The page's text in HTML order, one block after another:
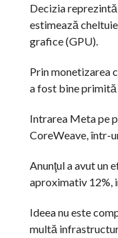
Decizia
estimează
grafice (GPU).
Prin monetizarea
a fost bine
Intrarea Meta pe
CoreWeave, într-
Anunţul a avut un
aproximativ 12%,
Ideea nu este
multă